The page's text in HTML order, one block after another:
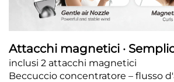
Attacchi magnetici ·
inclusi 2 attacchi magnetici
Beccuccio concentratore – flusso